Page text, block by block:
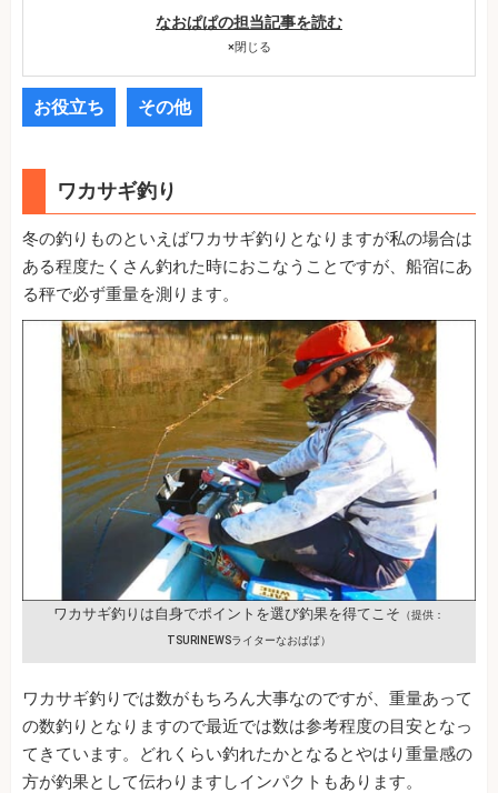
なおぱぱの担当記事を読む
×閉じる
お役立ち その他
ワカサギ釣り
冬の釣りものといえばワカサギ釣りとなりますが私の場合は
ある程度たくさん釣れた時におこなうことですが、船宿にあ
る秤で必ず重量を測ります。
ワカサギ釣りは自身でポイントを選び釣果を得てこそ （提供：
TSURINEWSライターなおぱぱ）
ワカサギ釣りでは数がもちろん大事なのですが、重量あって
の数釣りとなりますので最近では数は参考程度の目安となっ
てきています。どれくらい釣れたかとなるとやはり重量感の
方が釣果として伝わりますしインパクトもあります。